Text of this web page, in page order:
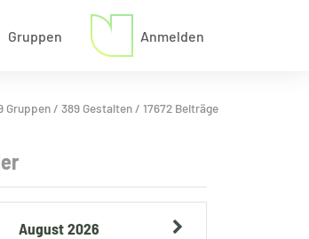
Gruppen Anmelden
Gruppen / 389 Gestalten / 17672 Beiträge
August 2026